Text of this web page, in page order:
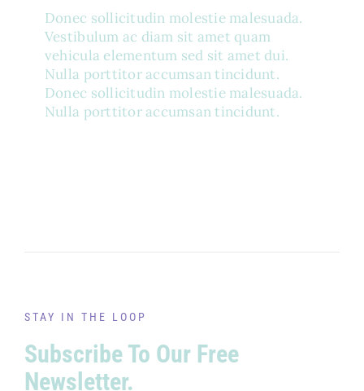
Donec sollicitudin molestie malesuada.
Vestibulum ac diam sit amet quam
vehicula elementum sed sit amet dui.
Nulla porttitor accumsan tincidunt.
Donec sollicitudin molestie malesuada.
Nulla porttitor accumsan tincidunt.
STAY IN THE LOOP
Subscribe To Our Free
Newsletter.